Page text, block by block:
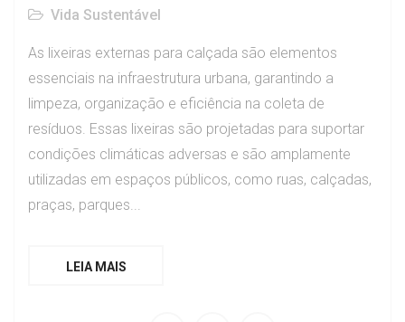
Vida Sustentável
As lixeiras externas para calçada são elementos
essenciais na infraestrutura urbana, garantindo a
limpeza, organização e eficiência na coleta de
resíduos. Essas lixeiras são projetadas para suportar
condições climáticas adversas e são amplamente
utilizadas em espaços públicos, como ruas, calçadas,
praças, parques...
LEIA MAIS